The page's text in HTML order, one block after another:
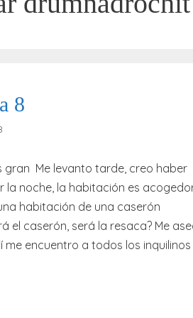
8
gran Me levanto tarde, creo haber
la noche, la habitación es
habitación de una caserón
el caserón, será la resaca? Me
me encuentro a todos los inquilinos